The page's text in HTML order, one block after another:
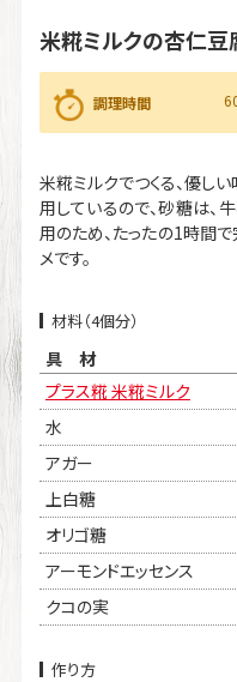
米糀ミルクの杏仁豆
調理時間
米糀ミルクでつくる、優し
用しているので、砂糖は
用のため、たったの1時間
メです。
材料（4個分）
具 材
プラス糀 米糀ミルク
水
アガー
上白糖
オリゴ糖
アーモンドエッセンス
クコの実
作り方